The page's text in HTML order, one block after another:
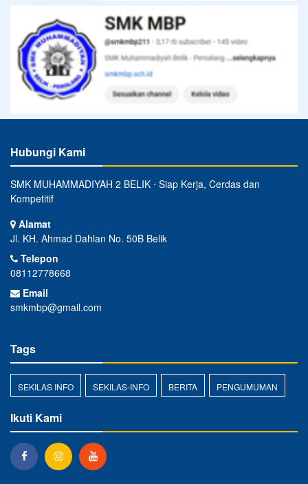
Hubungi Kami
SMK MUHAMMADIYAH 2 BELIK ⋅ Siap Kerja, Cerdas dan
Kompetitif
Alamat
Jl. KH. Ahmad Dahlan No. 50B Belik
Telepon
08112778668
Email
smkmbp@gmail.com
Tags
SEKILAS INFO SEKILAS-INFO BERITA PENGUMUMAN
Ikuti Kami